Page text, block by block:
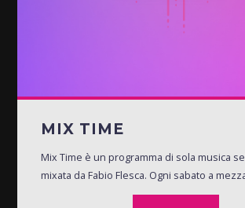
MIX TIME
Mix Time è un programma di sola musica
mixata da Fabio Flesca. Ogni sabato a